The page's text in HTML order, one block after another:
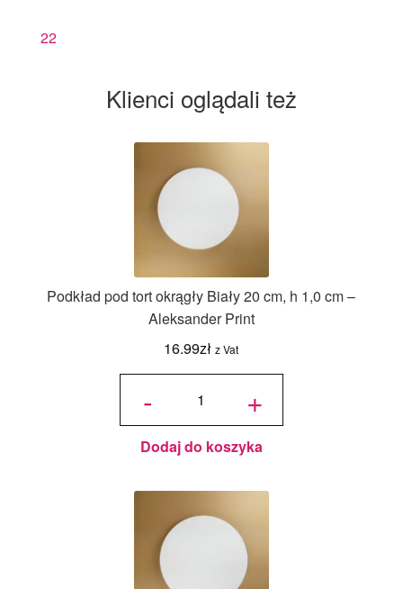
22
Klienci oglądali też
Podkład pod tort okrągły Biały 20 cm, h 1,0 cm –
Aleksander Print
16.99zł z Vat
-
ilość
okrągły
Biały 20
cm, h 1,0
cm -
Aleksander
+
Dodaj do koszyka